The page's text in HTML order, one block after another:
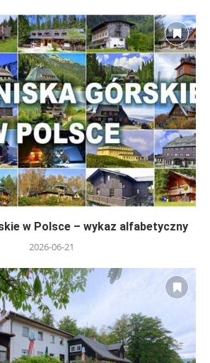
w Polsce – wykaz alfabetyczny
2026-06-21